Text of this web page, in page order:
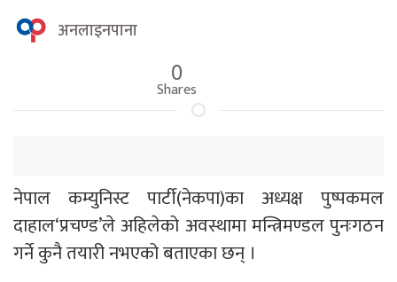
अनलाइनपाना
0
Shares
नेपाल कम्युनिस्ट पार्टी(नेकपा)का अध्यक्ष पुष्पकमल
दाहाल‘प्रचण्ड’ले अहिलेको अवस्थामा मन्त्रिमण्डल पुनःगठन
गर्ने कुनै तयारी नभएको बताएका छन् ।